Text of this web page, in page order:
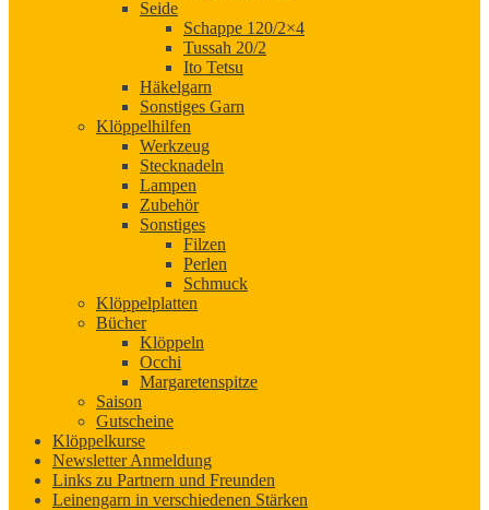
Seide
Schappe 120/2×4
Tussah 20/2
Ito Tetsu
Häkelgarn
Sonstiges Garn
Klöppelhilfen
Werkzeug
Stecknadeln
Lampen
Zubehör
Sonstiges
Filzen
Perlen
Schmuck
Klöppelplatten
Bücher
Klöppeln
Occhi
Margaretenspitze
Saison
Gutscheine
Klöppelkurse
Newsletter Anmeldung
Links zu Partnern und Freunden
Leinengarn in verschiedenen Stärken